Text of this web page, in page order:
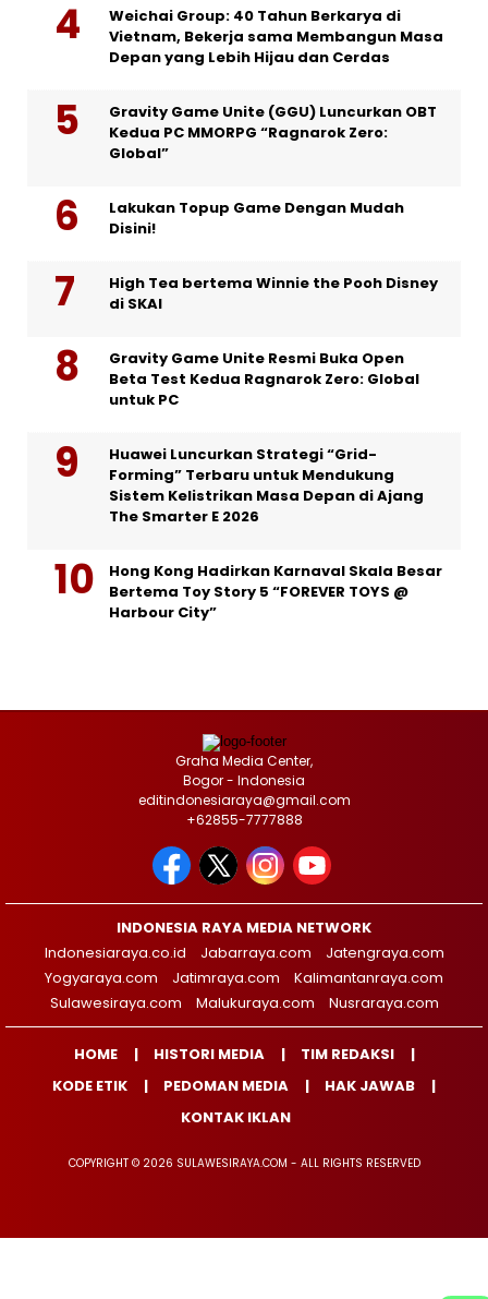
Weichai Group: 40 Tahun Berkarya di
Vietnam, Bekerja sama Membangun Masa
Depan yang Lebih Hijau dan Cerdas
Gravity Game Unite (GGU) Luncurkan OBT
Kedua PC MMORPG “Ragnarok Zero:
Global”
Lakukan Topup Game Dengan Mudah
Disini!
High Tea bertema Winnie the Pooh Disney
di SKAI
Gravity Game Unite Resmi Buka Open
Beta Test Kedua Ragnarok Zero: Global
untuk PC
Huawei Luncurkan Strategi “Grid-
Forming” Terbaru untuk Mendukung
Sistem Kelistrikan Masa Depan di Ajang
The Smarter E 2026
Hong Kong Hadirkan Karnaval Skala Besar
Bertema Toy Story 5 “FOREVER TOYS @
Harbour City”
Graha Media Center,
Bogor - Indonesia
editindonesiaraya@gmail.com
+62855-7777888
INDONESIA RAYA MEDIA NETWORK
Indonesiaraya.co.id
Jabarraya.com
Jatengraya.com
Yogyaraya.com
Jatimraya.com
Kalimantanraya.com
Sulawesiraya.com
Malukuraya.com Nusraraya.com
HOME HISTORI MEDIA
TIM REDAKSI
KODE ETIK
PEDOMAN MEDIA
HAK JAWAB
KONTAK IKLAN
COPYRIGHT © 2026 SULAWESIRAYA.COM - ALL RIGHTS RESERVED